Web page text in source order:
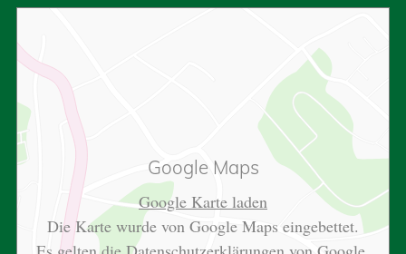
Google Maps
Google Karte laden
Die Karte wurde von Google Maps eingebettet.